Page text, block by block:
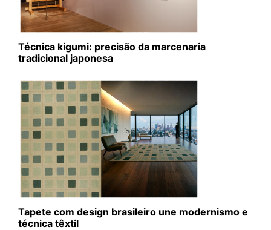
Técnica kigumi: precisão da marcenaria
tradicional japonesa
Tapete com design brasileiro une modernismo e
técnica têxtil